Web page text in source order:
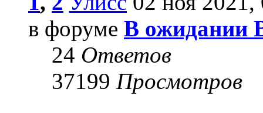
в форуме В ожидании
24 Ответов
37199 Просмотров